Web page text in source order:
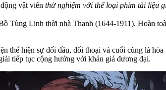
vật viên thử nghiệm với thể loại phim tài liệu
Tùng Linh thời nhà Thanh (1644-1911). Hoàn
thể hiện sự đối đầu, đối thoại và cuối cùng là
tiếp tục cộng hưởng với khán giả đương đại.